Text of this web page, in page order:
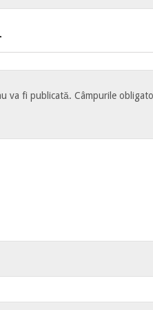
va fi publicată. Câmpurile